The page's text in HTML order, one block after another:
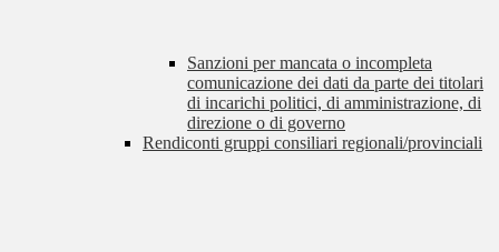
Sanzioni per mancata o incompleta
comunicazione dei dati da parte dei titolari
di incarichi politici, di amministrazione, di
direzione o di governo
Rendiconti gruppi consiliari regionali/provinciali